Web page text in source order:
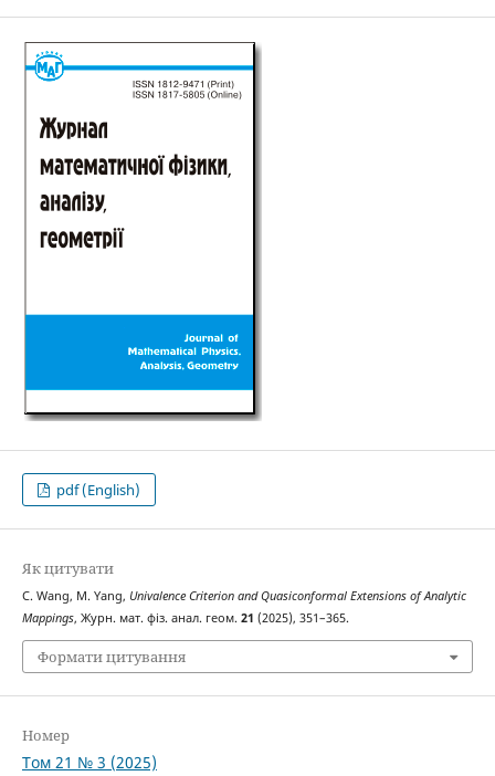
pdf (English)
Як цитувати
C. Wang, M. Yang, Univalence Criterion and Quasiconformal Extensions of Analytic
Mappings, Журн. мат. фіз. анал. геом. 21 (2025), 351–365.
Формати цитування
Номер
Том 21 № 3 (2025)